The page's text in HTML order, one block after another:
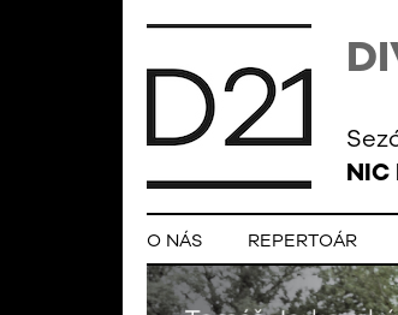
NIC
O NÁS REPERTOÁR